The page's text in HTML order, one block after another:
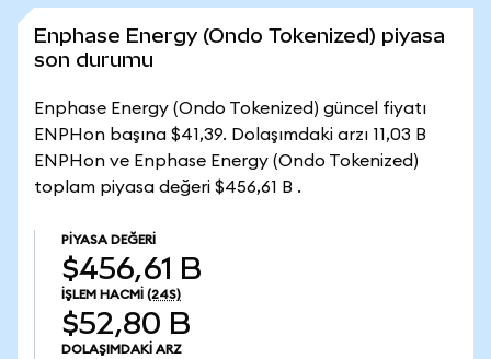
Enphase Energy (Ondo Tokenized) piyasa
son durumu
Enphase Energy (Ondo Tokenized) güncel fiyatı
ENPHon başına $41,39. Dolaşımdaki arzı 11,03 B
ENPHon ve Enphase Energy (Ondo Tokenized)
toplam piyasa değeri $456,61 B .
PIYASA DEĞERI
$456,61 B
İŞLEM HACMI (24S)
$52,80 B
DOLAŞIMDAKI ARZ